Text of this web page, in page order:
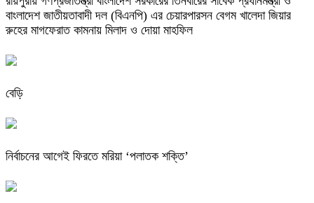
বাংলাদেশ জাতীয়তাবাদী দল (বিএনপি) এর চেয়ারপারসন বেগম খালেদা জিয়ার
রুহের মাগফেরাত কামনায় মিলাদ ও দোয়া মাহফিল
বেড়ি
নির্বাচনের আগেই ফিরতে মরিয়া ‘পলাতক শক্তি’